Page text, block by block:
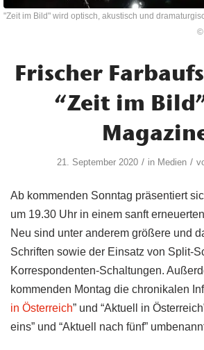
"Zeit im Bild" wird optisch, akustisch und
©
Frischer
“Zeit im
21. September 2020 / in Medien /
Ab kommenden Sonntag präsentiert
um 19.30 Uhr in einem sanft
Neu sind unter anderem größere und
Schriften sowie der Einsatz von Split-
Korrespondenten-Schaltungen.
kommenden Montag die chronikalen
in Österreich” und “Aktuell in
eins” und “Aktuell nach fünf”